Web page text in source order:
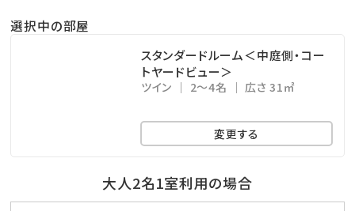
の岩盤浴は、遠赤外線の効果で身体を深部から温めて、
※滞在中何度でもご利用いただけます。
・無添加石けん、洗濯機、乾燥機を無料でご利用いただ
選択中の部屋
スタンダードルーム＜中庭側・コー
トヤードビュー＞
ツイン 2～4名 広さ 31㎡
変更する
大人2名1室利用の場合